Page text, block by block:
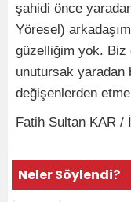
şahidi önce
Yöresel)
güzelliğim yok. Biz
unutursak yaradan
değişenlerden
Fatih Sultan KAR /
Neler Söylendi?